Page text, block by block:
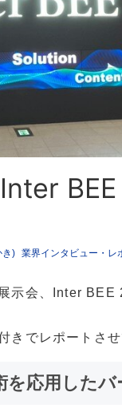
き) 業界インタビュー・レ
示会、Inter BEE
きでレポートさせ
応用したバ